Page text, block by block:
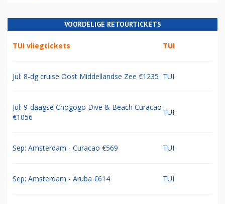
VOORDELIGE RETOURTICKETS
TUI vliegtickets TUI
Jul: 8-dg cruise Oost Middellandse Zee €1235 TUI
Jul: 9-daagse Chogogo Dive & Beach Curacao
€1056
TUI
Sep: Amsterdam - Curacao €569 TUI
Sep: Amsterdam - Aruba €614 TUI